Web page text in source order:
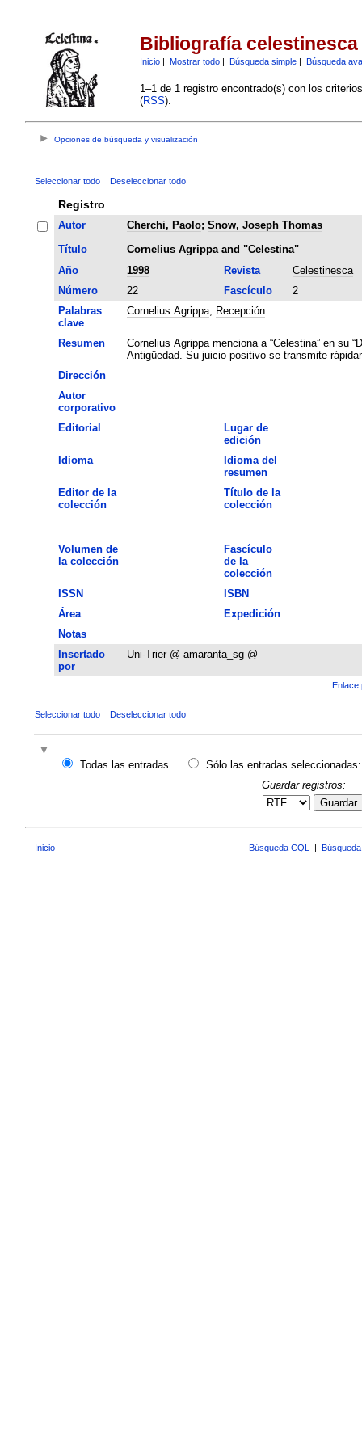
Bibliografía celestinesca
Inicio| Mostrar todo| Búsqueda simple| Búsqueda
1–1 de 1 registro encontrado(s) con los
(RSS):
Opciones de búsqueda y visualización
Seleccionar todo Deseleccionar todo
Registro
Autor Cherchi, Paolo; Snow, Joseph Thomas
Título
Cornelius Agrippa and "Celestina"
Año
1998 Revista
Celestinesca
Número
22 Fascículo
2
Palabras
clave
Cornelius Agrippa; Recepción
Resumen
Cornelius Agrippa menciona a “Celestina” en su
Antigüedad. Su juicio positivo se transmite
Dirección
Autor
corporativo
Editorial
Lugar de
edición
Idioma
Idioma del
resumen
Editor de la
colección
Título de la
colección
Volumen de
la colección
Fascículo
de la
colección
ISSN
ISBN
Área
Expedición
Notas
Insertado
por
Uni-Trier @ amaranta_sg @
Enlace
Seleccionar todo Deseleccionar todo
Todas las entradas
Sólo las entradas seleccionadas:
Guardar registros:
Guardar
Inicio Búsqueda CQL